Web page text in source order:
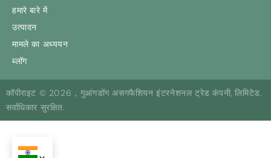
हमारे बारे में
उत्पादन
मामले का अध्ययन
ब्लॉग
कॉपीराइट © 2026，गुआंगडोंग असगफैशियन इंटरनेशनल ट्रेड कंपनी, लिमिटेड.
सर्वाधिकार सुरक्षित.